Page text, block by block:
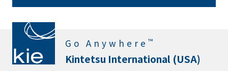
Go Anywhere ™
Kintetsu International (USA)